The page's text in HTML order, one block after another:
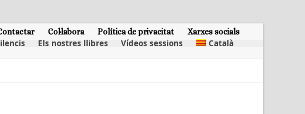
Col·labora Política de privacitat Xarxes socials
Els nostres llibres Vídeos sessions Català